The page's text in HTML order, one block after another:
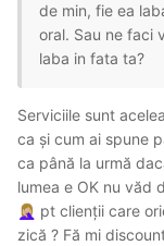
de min, fie ea
oral. Sau ne faci
laba in fata ta?
Serviciile sunt
ca și cum ai spune
ca până la urmă
lumea e OK nu văd
🤦🏼‍♀️ pt clienții care
zică ? Fă mi